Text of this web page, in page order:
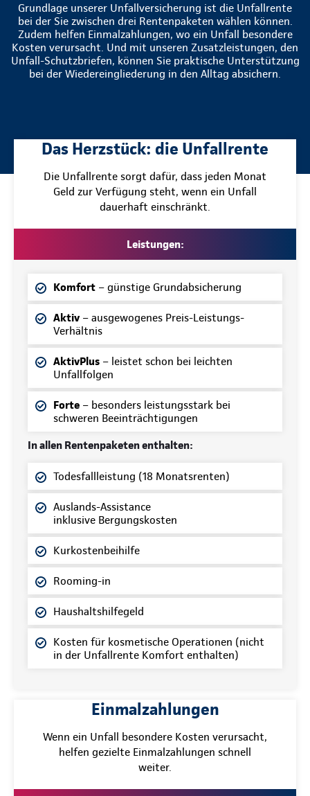
Grundlage unserer Unfallversicherung ist die Unfallrente
bei der Sie zwischen drei Rentenpaketen wählen können.
Zudem helfen Einmalzahlungen, wo ein Unfall besondere
Kosten verursacht. Und mit unseren Zusatzleistungen, den
Unfall-Schutzbriefen, können Sie praktische Unterstützung
bei der Wiedereingliederung in den Alltag absichern.
Das Herzstück: die Unfallrente
Die Unfallrente sorgt dafür, dass jeden Monat
Geld zur Verfügung steht, wenn ein Unfall
dauerhaft einschränkt.
Leistungen:
Komfort – günstige Grundabsicherung
Aktiv – ausgewogenes Preis-Leistungs-
Verhältnis
AktivPlus – leistet schon bei leichten
Unfallfolgen
Forte – besonders leistungsstark bei
schweren Beeinträchtigungen
In allen Rentenpaketen enthalten:
Todesfallleistung (18 Monatsrenten)
Auslands-Assistance
inklusive Bergungskosten
Kurkostenbeihilfe
Rooming-in
Haushaltshilfegeld
Kosten für kosmetische Operationen (nicht
in der Unfallrente Komfort enthalten)
Einmalzahlungen
Wenn ein Unfall besondere Kosten verursacht,
helfen gezielte Einmalzahlungen schnell
weiter.